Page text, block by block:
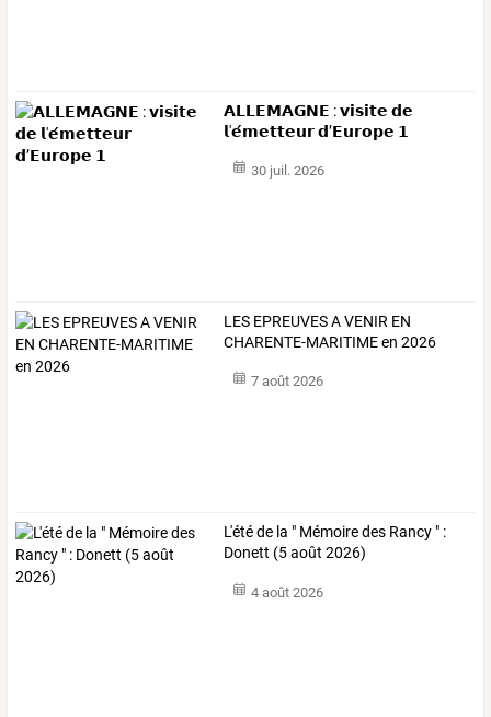
𝗔𝗟𝗟𝗘𝗠𝗔𝗚𝗡𝗘 : 𝘃𝗶𝘀𝗶𝘁𝗲 𝗱𝗲
𝗹'𝗲́𝗺𝗲𝘁𝘁𝗲𝘂𝗿 𝗱’𝗘𝘂𝗿𝗼𝗽𝗲 𝟭
30 juil. 2026
LES EPREUVES A VENIR EN
CHARENTE-MARITIME en 2026
7 août 2026
L'été de la " Mémoire des Rancy " :
Donett (5 août 2026)
4 août 2026